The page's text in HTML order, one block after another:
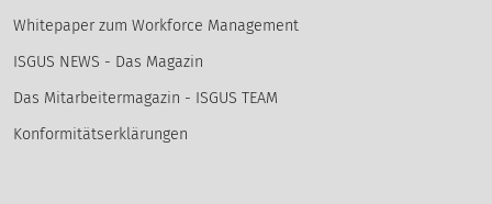
Whitepaper zum Workforce Management
ISGUS NEWS - Das Magazin
Das Mitarbeitermagazin - ISGUS TEAM
Konformitätserklärungen